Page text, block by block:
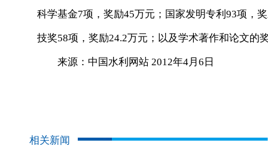
科学基金7项，奖励45万元；国家发明专利93项，
技奖58项，奖励24.2万元；以及学术著作和论文的
来源：中国水利网站 2012年4月6日
相关新闻